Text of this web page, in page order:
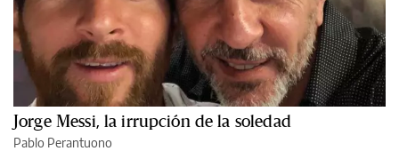
Jorge Messi, la irrupción de la soledad
Pablo Perantuono